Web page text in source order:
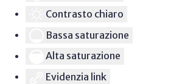
Contrasto chiaro
Bassa saturazione
Alta saturazione
Evidenzia link